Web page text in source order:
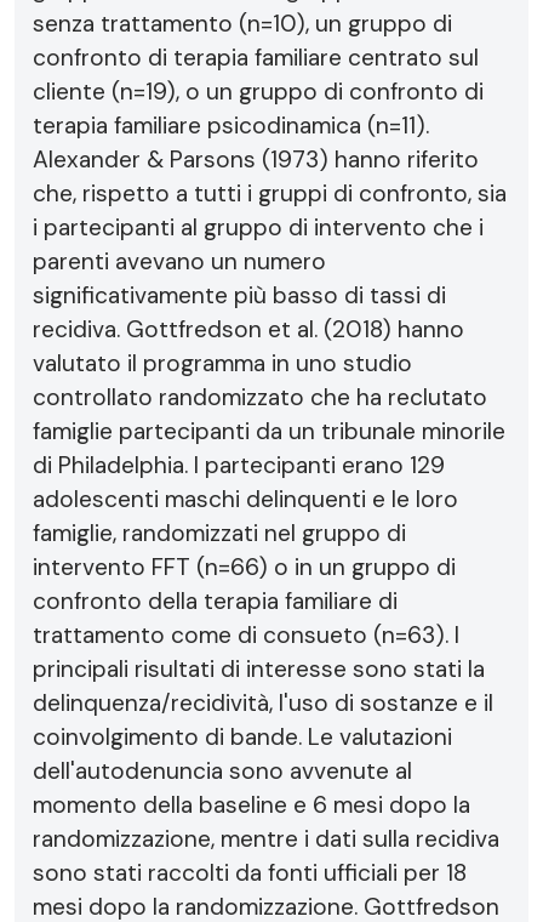
senza trattamento (n=10), un gruppo di
confronto di terapia familiare centrato sul
cliente (n=19), o un gruppo di confronto di
terapia familiare psicodinamica (n=11).
Alexander & Parsons (1973) hanno riferito
che, rispetto a tutti i gruppi di confronto, sia
i partecipanti al gruppo di intervento che i
parenti avevano un numero
significativamente più basso di tassi di
recidiva. Gottfredson et al. (2018) hanno
valutato il programma in uno studio
controllato randomizzato che ha reclutato
famiglie partecipanti da un tribunale minorile
di Philadelphia. I partecipanti erano 129
adolescenti maschi delinquenti e le loro
famiglie, randomizzati nel gruppo di
intervento FFT (n=66) o in un gruppo di
confronto della terapia familiare di
trattamento come di consueto (n=63). I
principali risultati di interesse sono stati la
delinquenza/recidività, l'uso di sostanze e il
coinvolgimento di bande. Le valutazioni
dell'autodenuncia sono avvenute al
momento della baseline e 6 mesi dopo la
randomizzazione, mentre i dati sulla recidiva
sono stati raccolti da fonti ufficiali per 18
mesi dopo la randomizzazione. Gottfredson